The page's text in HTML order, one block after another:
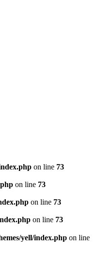
on line 73
on line 73
on line 73
on line 73
yell/index.php on line